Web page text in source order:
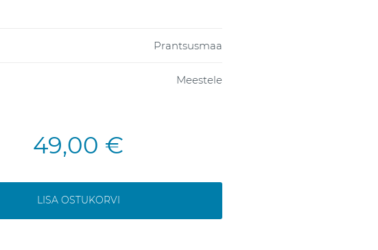
Prantsusmaa
Meestele
49,00 €
LISA OSTUKORVI